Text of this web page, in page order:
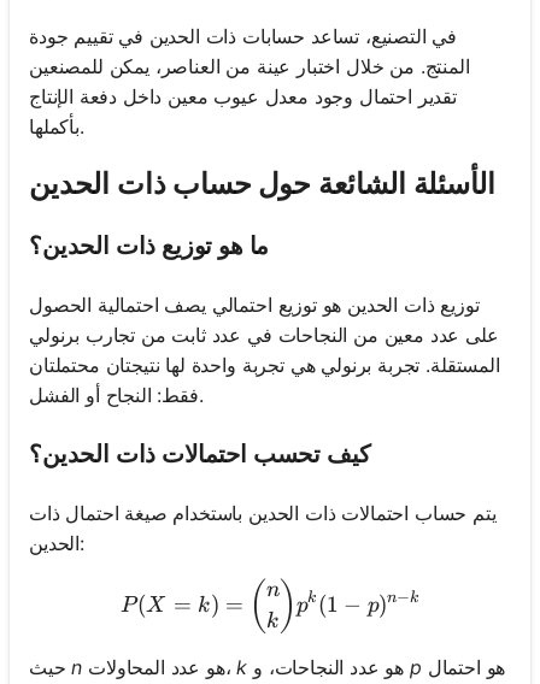
في التصنيع، تساعد حسابات ذات الحدين في تقييم جودة
المنتج. من خلال اختبار عينة من العناصر، يمكن للمصنعين
تقدير احتمال وجود معدل عيوب معين داخل دفعة الإنتاج
بأكملها.
الأسئلة الشائعة حول حساب ذات الحدين
ما هو توزيع ذات الحدين؟
توزيع ذات الحدين هو توزيع احتمالي يصف احتمالية الحصول
على عدد معين من النجاحات في عدد ثابت من تجارب برنولي
المستقلة. تجربة برنولي هي تجربة واحدة لها نتيجتان محتملتان
فقط: النجاح أو الفشل.
كيف تحسب احتمالات ذات الحدين؟
يتم حساب احتمالات ذات الحدين باستخدام صيغة احتمال ذات
الحدين:
P(X = k) = \binom{n}{k}
P(X = k) = ( k
n)pk (1 − p)n−k
حيثn هو عدد المحاولات،k هو عدد النجاحات، وp